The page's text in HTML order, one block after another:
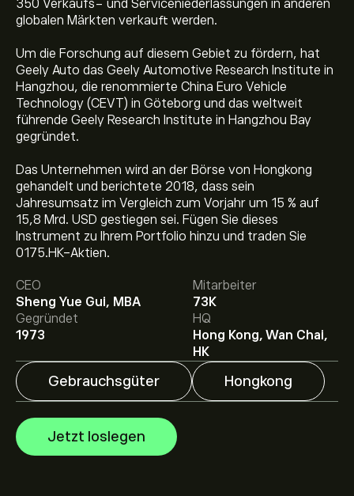
350 Verkaufs- und Serviceniederlassungen in anderen
globalen Märkten verkauft werden.
Um die Forschung auf diesem Gebiet zu fördern, hat
Geely Auto das Geely Automotive Research Institute in
Hangzhou, die renommierte China Euro Vehicle
Technology (CEVT) in Göteborg und das weltweit
führende Geely Research Institute in Hangzhou Bay
gegründet.
Das Unternehmen wird an der Börse von Hongkong
gehandelt und berichtete 2018, dass sein
Jahresumsatz im Vergleich zum Vorjahr um 15 % auf
15,8 Mrd. USD gestiegen sei. Fügen Sie dieses
Instrument zu Ihrem Portfolio hinzu und traden Sie
0175.HK-Aktien.
CEO
Sheng Yue Gui, MBA
Mitarbeiter
73K
Gegründet
1973
HQ
Hong Kong, Wan Chai,
HK
Gebrauchsgüter Hongkong
Jetzt loslegen
Aktueller 00175.HK Aktienkurs liegt bei 18.41‎$‎.
Das durchschnittliche Kursziel für Geely Automobile
Holdings Ltd liegt bei 18.41‎$‎.
Registrieren Sie sich bei
eToro
, um detaillierte Analystenprognosen und Kursziele
Analysten erstellen Prognosen für Geely Automobile
Holdings Ltd basierend auf Markttrends,
Finanzberichten und erwartetem Wachstum. Hier
finden Sie die aktuellen Prognosen für die weitere
Kursentwicklung.
Die Marktkapitalisierung von Geely Automobile Holdings